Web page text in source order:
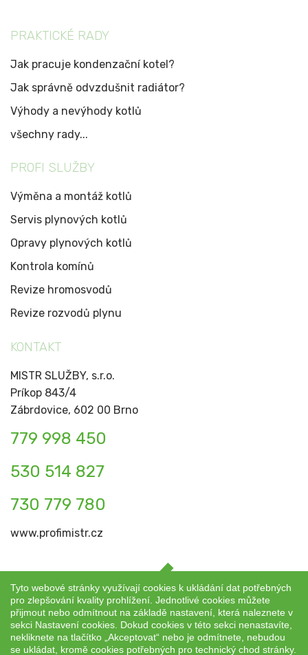
Tyto webové stránky využívají cookies k ukládání dat potřebných
pro zlepšování kvality prohlížení. Jednotlivé cookies můžete
přijmout nebo odmítnout na základě nastavení, která naleznete v
sekci Nastavení cookies. Dokud cookies v této sekci nenastavíte,
nekliknete na tlačítko „Akceptovat“ nebo je odmítnete, nebudou
se ukládat, kromě cookies potřebných pro technický chod stránky.
PRAKTICKÉ RADY
Jak pracuje kondenzační kotel?
Jak správně odvzdušnit radiátor?
Výhody a nevýhody kotlů
všechny rady...
PROFI SLUŽBY
Výměna a montáž kotlů
Servis plynových kotlů
Opravy plynových kotlů
Kontrola komínů
Revize hromosvodů
Revize rozvodů plynu
KONTAKT
MISTR SLUŽBY, s.r.o.
Príkop 843/4
Zábrdovice, 602 00 Brno
779 998 450
530 514 827
730 779 780
www.profimistr.cz
Copyright © 2026MISTR SLUŽBY, s.r.o. Všechna práva
vyhrazena.